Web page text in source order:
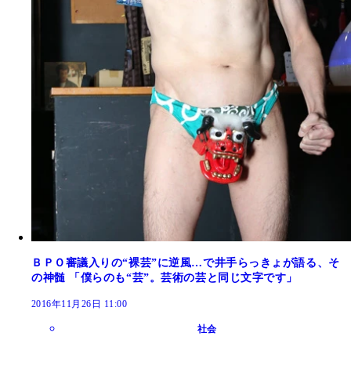
ＢＰＯ審議入りの“裸芸”に逆風…で井手らっきょが語る、そ
の神髄 「僕らのも“芸”。芸術の芸と同じ文字です」
2016年11月26日 11:00
社会